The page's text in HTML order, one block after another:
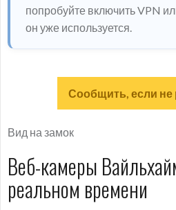
попробуйте включить VPN
он уже используется.
Сообщить, если не
Вид на замок
Веб-камеры
реальном времени